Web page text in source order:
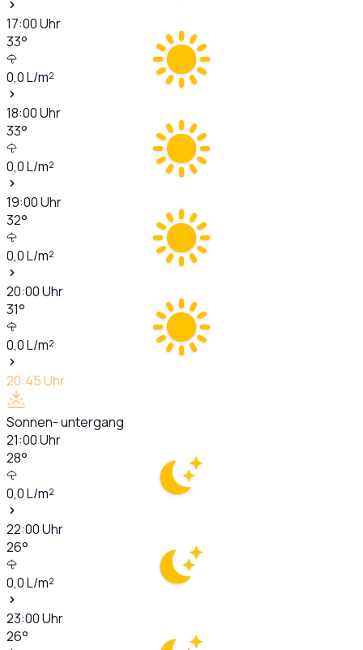
17:00Uhr
33°
0,0L/m²
18:00Uhr
33°
0,0L/m²
19:00Uhr
32°
0,0L/m²
20:00Uhr
31°
0,0L/m²
20:45Uhr
Sonnen- untergang
21:00Uhr
28°
0,0L/m²
22:00Uhr
26°
0,0L/m²
23:00Uhr
26°